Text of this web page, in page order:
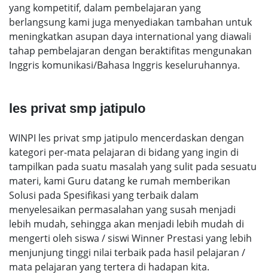
yang kompetitif, dalam pembelajaran yang
berlangsung kami juga menyediakan tambahan untuk
meningkatkan asupan daya international yang diawali
tahap pembelajaran dengan beraktifitas mengunakan
Inggris komunikasi/Bahasa Inggris keseluruhannya.
les privat smp jatipulo
WINPI les privat smp jatipulo mencerdaskan dengan
kategori per-mata pelajaran di bidang yang ingin di
tampilkan pada suatu masalah yang sulit pada sesuatu
materi, kami Guru datang ke rumah memberikan
Solusi pada Spesifikasi yang terbaik dalam
menyelesaikan permasalahan yang susah menjadi
lebih mudah, sehingga akan menjadi lebih mudah di
mengerti oleh siswa / siswi Winner Prestasi yang lebih
menjunjung tinggi nilai terbaik pada hasil pelajaran /
mata pelajaran yang tertera di hadapan kita.